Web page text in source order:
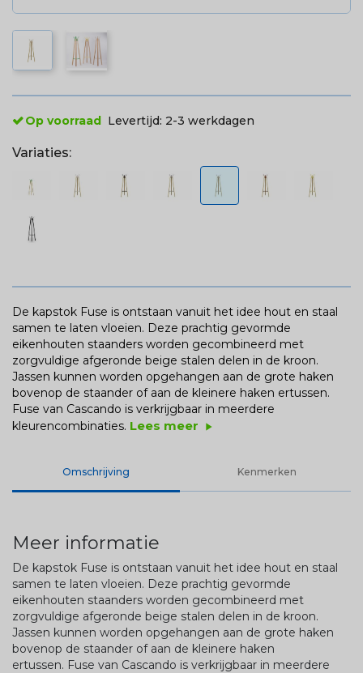
Op voorraad Levertijd: 2-3 werkdagen
Variaties:
De kapstok Fuse is ontstaan vanuit het idee hout en staal
samen te laten vloeien. Deze prachtig gevormde
eikenhouten staanders worden gecombineerd met
zorgvuldige afgeronde beige stalen delen in de kroon.
Jassen kunnen worden opgehangen aan de grote haken
bovenop de staander of aan de kleinere haken ertussen.
Fuse van Cascando is verkrijgbaar in meerdere
kleurencombinaties. Lees meer play_arrow
Omschrijving Kenmerken
Meer informatie
De kapstok Fuse is ontstaan vanuit het idee hout en staal
samen te laten vloeien. Deze prachtig gevormde
eikenhouten staanders worden gecombineerd met
zorgvuldige afgeronde beige stalen delen in de kroon.
Jassen kunnen worden opgehangen aan de grote haken
bovenop de staander of aan de kleinere haken
ertussen. Fuse van Cascando is verkrijgbaar in meerdere